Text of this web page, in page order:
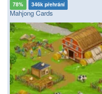
78% 346k přehrání
Mahjong Cards